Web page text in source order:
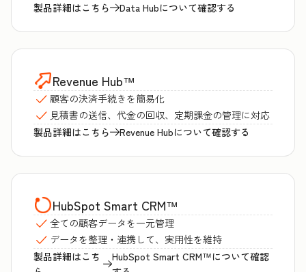
製品詳細はこちら
Data Hubについて確認する
Revenue Hub™
顧客の決済手続きを簡易化
見積書の送信、代金の回収、定期課金の管理に対応
製品詳細はこちら
Revenue Hubについて確認する
HubSpot Smart CRM™
全ての顧客データを一元管理
データを整理・連携して、実用性を維持
製品詳細はこち
HubSpot Smart CRM™について確認